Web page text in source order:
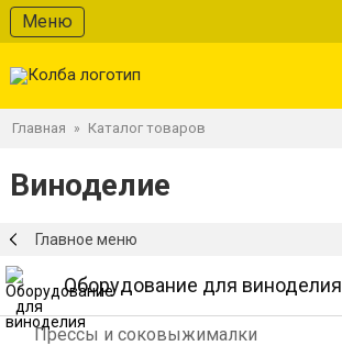
Меню
Главная » Каталог товаров
Виноделие
Главное меню
Оборудование для виноделия
Прессы и соковыжималки